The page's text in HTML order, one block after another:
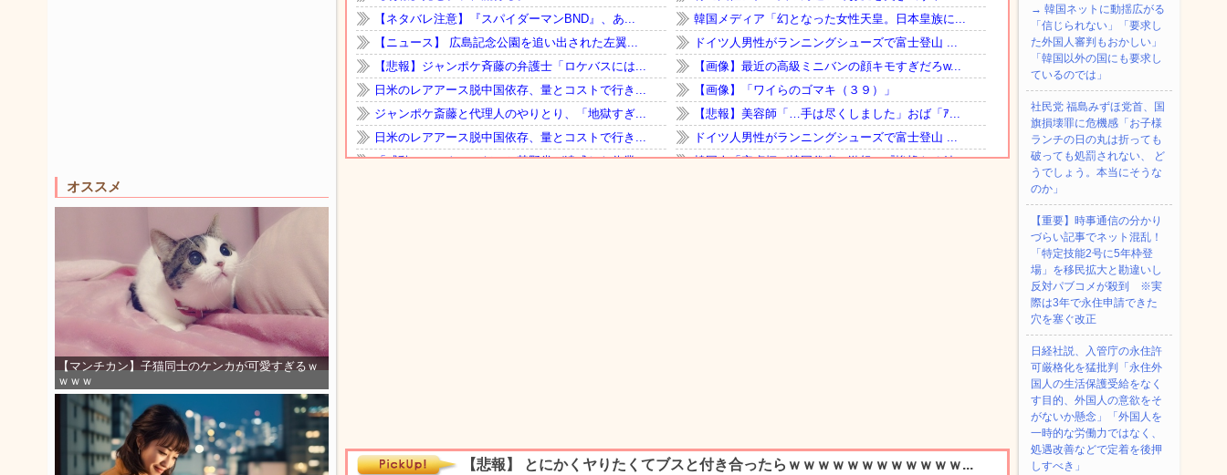
オススメ
【マンチカン】子猫同士のケンカが可愛すぎるｗ
ｗｗｗ
→ 韓国ネットに動揺広がる
「信じられない」「要求し
た外国人審判もおかしい」
「韓国以外の国にも要求し
ているのでは」
社民党 福島みずほ党首、国
旗損壊罪に危機感「お子様
ランチの日の丸は折っても
破っても処罰されない、 ど
うでしょう。本当にそうな
のか」
【重要】時事通信の分かり
づらい記事でネット混乱！
「特定技能2号に5年枠登
場」を移民拡大と勘違いし
反対パブコメが殺到 ※実
際は3年で永住申請できた
穴を塞ぐ改正
日経社説、入管庁の永住許
可厳格化を猛批判「永住外
国人の生活保護受給をなく
す目的、外国人の意欲をそ
がないか懸念」「外国人を
一時的な労働力ではなく、
処遇改善などで定着を後押
しすべき」